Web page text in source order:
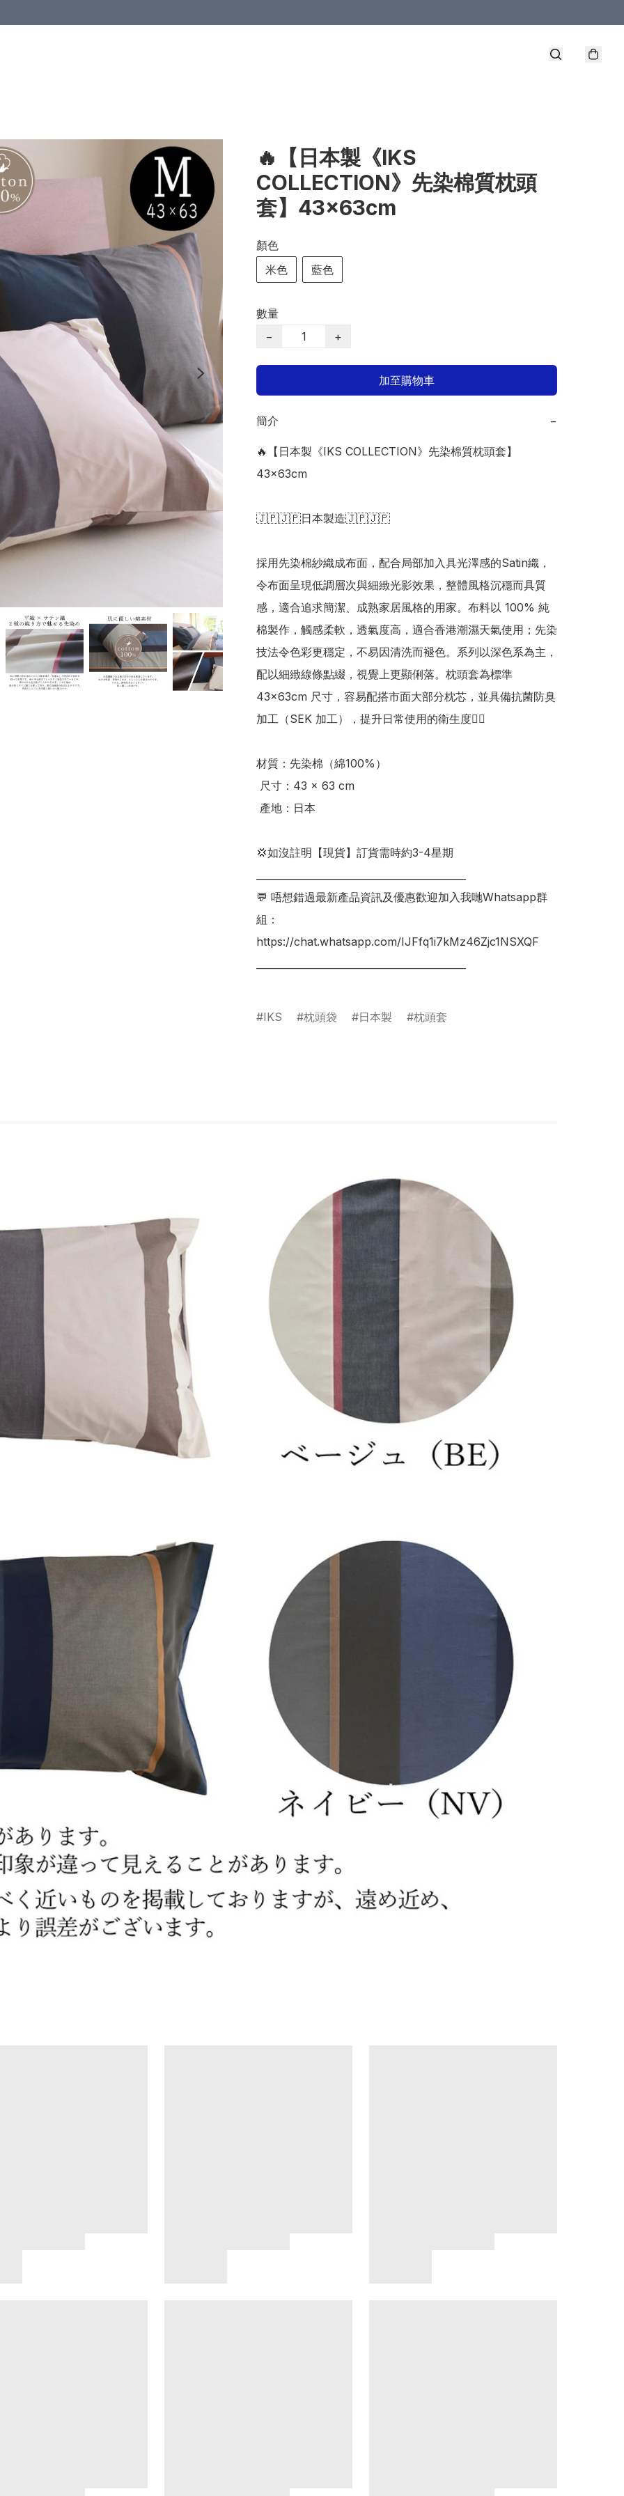
🔥【日本製《IKS
COLLECTION》先染棉質枕頭
套】43×63cm
顏色
米色
藍色
數量
−
+
加至購物車
簡介 −
🔥【日本製《IKS COLLECTION》先染棉質枕頭套】
43×63cm
🇯🇵🇯🇵日本製造🇯🇵🇯🇵
採用先染棉紗織成布面，配合局部加入具光澤感的Satin織，
令布面呈現低調層次與細緻光影效果，整體風格沉穩而具質
感，適合追求簡潔、成熟家居風格的用家。布料以 100% 純
棉製作，觸感柔軟，透氣度高，適合香港潮濕天氣使用；先染
技法令色彩更穩定，不易因清洗而褪色。系列以深色系為主，
配以細緻線條點綴，視覺上更顯俐落。枕頭套為標準
43×63cm 尺寸，容易配搭市面大部分枕芯，並具備抗菌防臭
加工（SEK 加工），提升日常使用的衛生度👍🏻
材質：先染棉（綿100%）
💢如沒註明【現貨】訂貨需時約3-4星期
💬 唔想錯過最新產品資訊及優惠歡迎加入我哋Whatsapp群
組：
https://chat.whatsapp.com/IJFfq1i7kMz46Zjc1NSXQF
IKS 枕頭袋 日本製 枕頭套